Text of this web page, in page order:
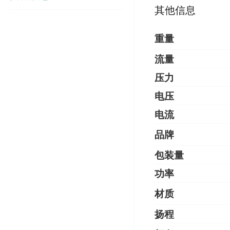
其他信息
重量
流量
压力
电压
电流
品牌
包装量
功率
材质
扬程